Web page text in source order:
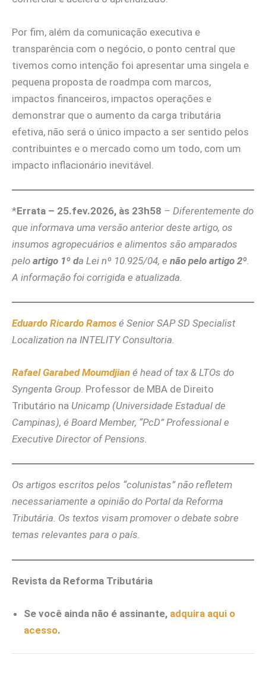
Por fim, além da comunicação executiva e
transparência com o negócio, o ponto central que
tivemos como intenção foi apresentar uma singela e
pequena proposta de roadmpa com marcos,
impactos financeiros, impactos operações e
demonstrar que o aumento da carga tributária
efetiva, não será o único impacto a ser sentido pelos
contribuintes e o mercado como um todo, com um
impacto inflacionário inevitável.
*Errata – 25.fev.2026, às 23h58 – Diferentemente do
que informava uma versão anterior deste artigo, os
insumos agropecuários e alimentos são amparados
pelo artigo 1º da Lei nº 10.925/04, e não pelo artigo 2º
A informação foi corrigida e atualizada.
Eduardo Ricardo Ramos é Senior SAP SD Specialist
Localization na INTELITY Consultoria.
Rafael Garabed Moumdjian é head of tax & LTOs do
Syngenta Group. Professor de MBA de Direito
Tributário na Unicamp (Universidade Estadual de
Campinas), é Board Member, “PcD” Professional e
Executive Director of Pensions.
Os artigos escritos pelos “colunistas” não refletem
necessariamente a opinião do Portal da Reforma
Tributária. Os textos visam promover o debate sobre
temas relevantes para o país.
Revista da Reforma Tributária
Se você ainda não é assinante, adquira aqui o
acesso.